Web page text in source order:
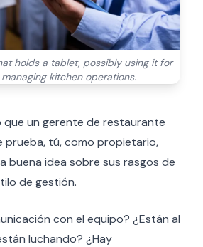
holds a tablet, possibly using it for
kitchen operations.
que un gerente de restaurante
prueba, tú, como propietario,
buena idea sobre sus rasgos de
de gestión.
con el equipo? ¿Están al
luchando? ¿Hay